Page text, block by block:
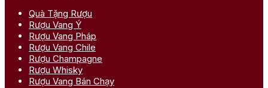
Quà Tặng Rượu
Rượu Vang Ý
Rượu Vang Pháp
Rượu Vang Chile
Rượu Champagne
Rượu Whisky
Rượu Vang Bán Chạy